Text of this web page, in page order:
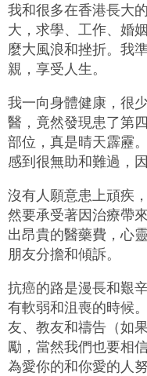
我和很多在香港長大
大，求學、工作、婚
麼大風浪和挫折。我
親，享受人生。
我一向身體健康，很
醫，竟然發現患了第
部位，真是晴天霹靂
感到很無助和難過，
沒有人願意患上頑疾
然要承受著因治療帶
出昂貴的醫藥費，心
朋友分擔和傾訴。
抗癌的路是漫長和艱
有軟弱和沮喪的時候
友、教友和禱告（如
勵，當然我們也要相
為愛你的和你愛的人